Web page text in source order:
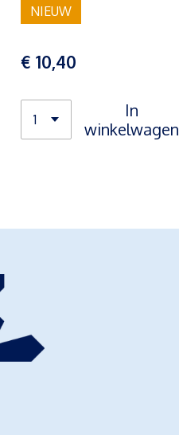
NIEUW
€ 10,40
In
winkelwagen